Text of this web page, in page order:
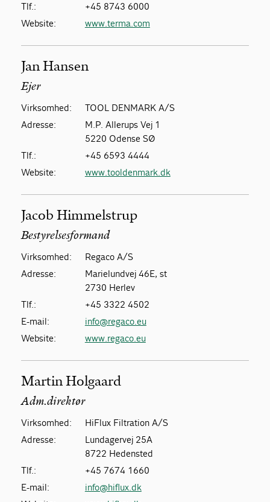
Tlf.:
+45 8743 6000
Website:
www.terma.com
Jan Hansen
Ejer
Virksomhed:
TOOL DENMARK A/S
Adresse:
M.P. Allerups Vej 1
5220 Odense SØ
Tlf.:
+45 6593 4444
Website:
www.tooldenmark.dk
Jacob Himmelstrup
Bestyrelsesformand
Virksomhed:
Regaco A/S
Adresse:
Marielundvej 46E, st
2730 Herlev
Tlf.:
+45 3322 4502
E-mail:
info@regaco.eu
Website:
www.regaco.eu
Martin Holgaard
Adm.direktør
Virksomhed:
HiFlux Filtration A/S
Adresse:
Lundagervej 25A
8722 Hedensted
Tlf.:
+45 7674 1660
E-mail:
info@hiflux.dk